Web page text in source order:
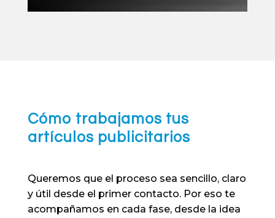
Cómo trabajamos tus
artículos publicitarios
Queremos que el proceso sea sencillo, claro
y útil desde el primer contacto. Por eso te
acompañamos en cada fase, desde la idea